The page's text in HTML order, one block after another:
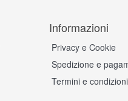
Informazioni
Privacy e Cookie
Spedizione e
Termini e condizioni